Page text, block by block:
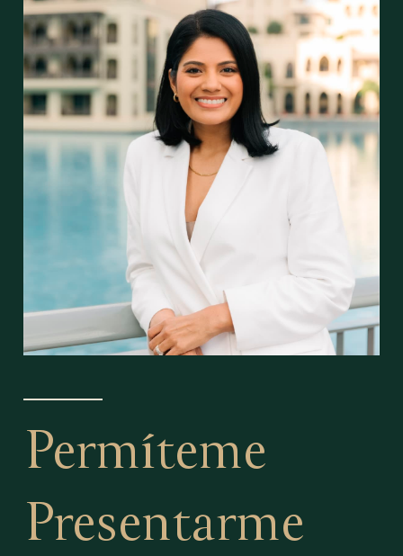
Permíteme
Presentarme